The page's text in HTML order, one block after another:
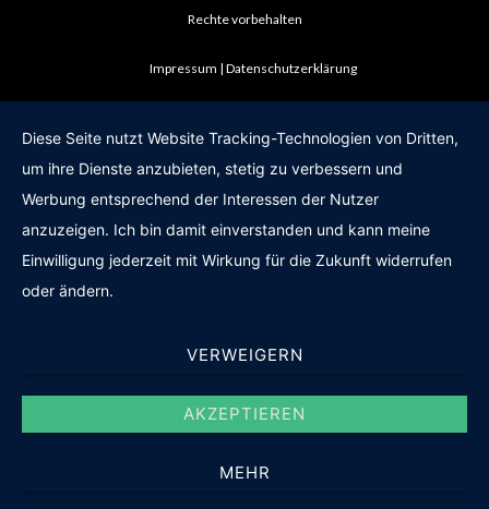
Rechte vorbehalten
Impressum Datenschutzerklärung
Diese Seite nutzt Website Tracking-Technologien von Dritten,
um ihre Dienste anzubieten, stetig zu verbessern und
Werbung entsprechend der Interessen der Nutzer
anzuzeigen. Ich bin damit einverstanden und kann meine
Einwilligung jederzeit mit Wirkung für die Zukunft widerrufen
oder ändern.
VERWEIGERN
AKZEPTIEREN
MEHR